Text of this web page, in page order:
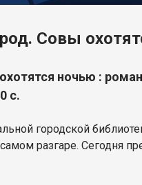
Совы
ночью :
с.
городской
разгаре. Сегодня